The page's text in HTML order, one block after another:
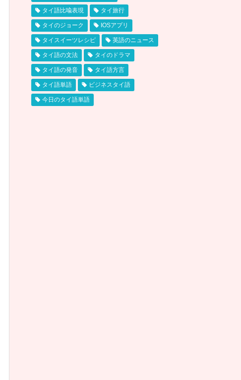
タイ語比喩表現 タイ旅行
タイのジョーク IOSアプリ
タイスイーツレシピ 英語のニュース
タイ語の文法 タイのドラマ
タイ語の発音 タイ語方言
タイ語単語 ビジネスタイ語
今日のタイ語単語